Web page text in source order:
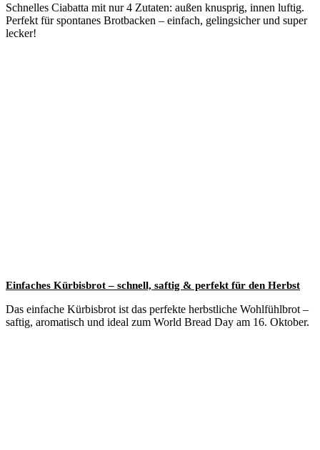
Schnelles Ciabatta mit nur 4 Zutaten: außen knusprig, innen luftig.
Perfekt für spontanes Brotbacken – einfach, gelingsicher und super
lecker!
Einfaches Kürbisbrot – schnell, saftig & perfekt für den Herbst
Das einfache Kürbisbrot ist das perfekte herbstliche Wohlfühlbrot –
saftig, aromatisch und ideal zum World Bread Day am 16. Oktober.